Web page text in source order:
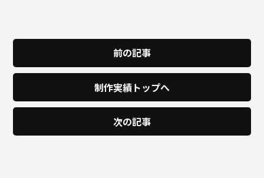
前の記事
制作実績トップへ
次の記事